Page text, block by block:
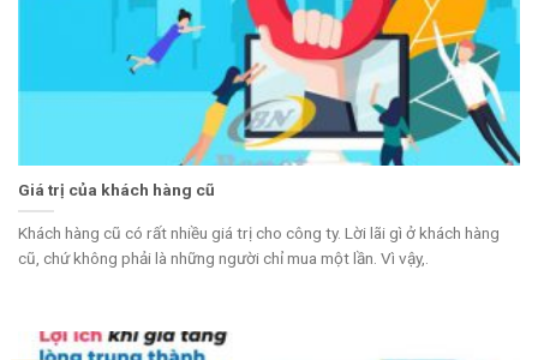
Giá trị của khách hàng cũ
Khách hàng cũ có rất nhiều giá trị cho công ty. Lời lãi gì ở khách hàng
cũ, chứ không phải là những người chỉ mua một lần. Vì vậy,.